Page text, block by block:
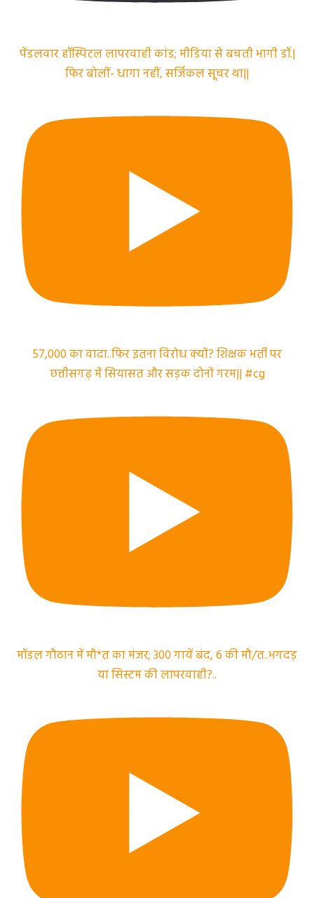
पेंडलवार हॉस्पिटल लापरवाही कांड; मीडिया से बचती भागी डॉ.|
फिर बोलीं- धागा नहीं, सर्जिकल सूचर था||
57,000 का वादा..फिर इतना विरोध क्यों? शिक्षक भर्ती पर
छत्तीसगढ़ में सियासत और सड़क दोनों गरम|| #cg
मॉडल गौठान में मौ*त का मंजर; 300 गायें बंद, 6 की मौ/त..भगदड़
या सिस्टम की लापरवाही?..